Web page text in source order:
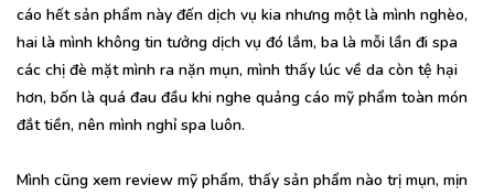
cáo hết sản phẩm này đến dịch vụ kia nhưng một là mình nghèo,
hai là mình không tin tưởng dịch vụ đó lắm, ba là mỗi lần đi spa
các chị đè mặt mình ra nặn mụn, mình thấy lúc về da còn tệ hại
hơn, bốn là quá đau đầu khi nghe quảng cáo mỹ phẩm toàn món
đắt tiền, nên mình nghỉ spa luôn.
Mình cũng xem review mỹ phẩm, thấy sản phẩm nào trị mụn, mịn